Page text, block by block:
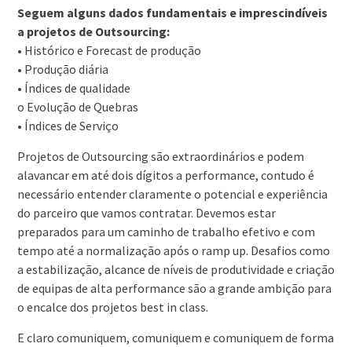
Seguem alguns dados fundamentais e imprescindíveis
a projetos de Outsourcing:
• Histórico e Forecast de produção
• Produção diária
• Índices de qualidade
o Evolução de Quebras
• Índices de Serviço
Projetos de Outsourcing são extraordinários e podem
alavancar em até dois dígitos a performance, contudo é
necessário entender claramente o potencial e experiência
do parceiro que vamos contratar. Devemos estar
preparados para um caminho de trabalho efetivo e com
tempo até a normalização após o ramp up. Desafios como
a estabilização, alcance de níveis de produtividade e criação
de equipas de alta performance são a grande ambição para
o encalce dos projetos best in class.
E claro comuniquem, comuniquem e comuniquem de forma